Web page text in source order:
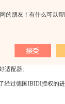
的朋友！有什么可以帮
管中工作，最大限度保
中工作，不会浪费一点
;
降音罩及适配器压盖，
适配器;
经过德国IBIDI授权的